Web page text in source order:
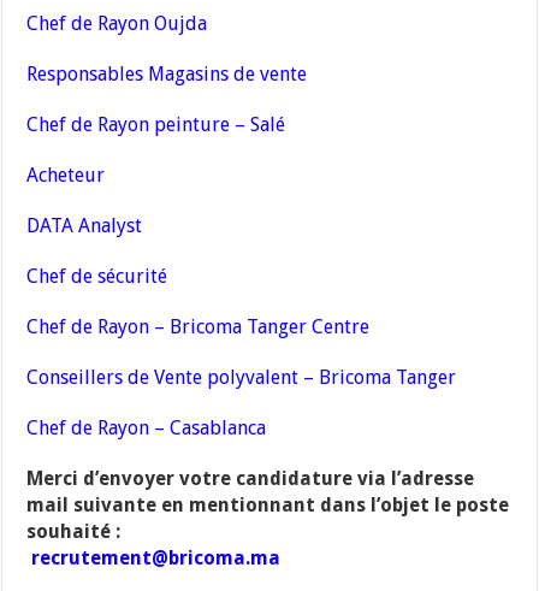
Chef de Rayon Oujda
Responsables Magasins de vente
Chef de Rayon peinture – Salé
Acheteur
DATA Analyst
Chef de sécurité
Chef de Rayon – Bricoma Tanger Centre
Conseillers de Vente polyvalent – Bricoma Tanger
Chef de Rayon – Casablanca
Merci d’envoyer votre candidature via l’adresse
mail suivante en mentionnant dans l’objet le poste
souhaité :
recrutement@bricoma.ma